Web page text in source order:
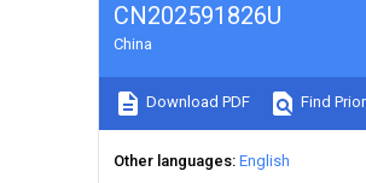
CN202591826U
China
Download PDF Find
Other languages English